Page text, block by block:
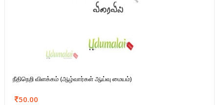
நீதிநெறி விளக்கம் (ஆழ்வார்கள் ஆய்வு மையம்)
50.00